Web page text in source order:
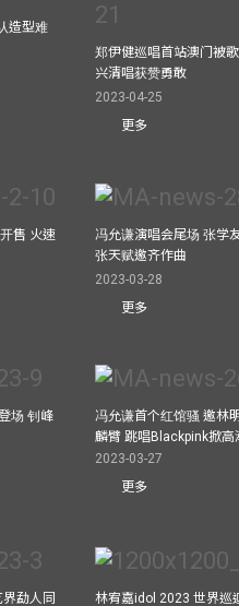
造型难
郑伊健巡唱首站澳门被
兴清唱获赞勇敢
2023-04-25
更多
售 火速
冯允谦演唱会尾场 张学
张天赋邀齐作曲
2023-03-28
更多
场 钊峰
冯允谦首个红馆骚 邀林
麟臂 跳唱Blackpink掀高
2023-03-27
更多
勐人同
林宥嘉idol 2023 世界巡